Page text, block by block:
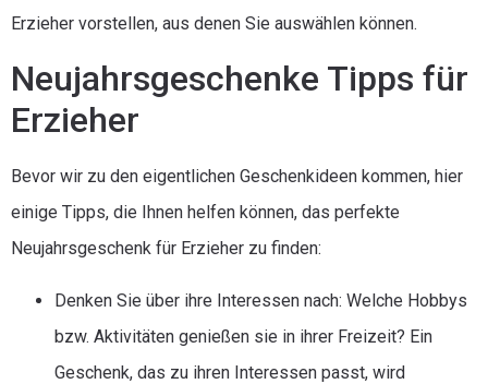
Erzieher vorstellen, aus denen Sie auswählen können.
Neujahrsgeschenke Tipps für
Erzieher
Bevor wir zu den eigentlichen Geschenkideen kommen, hier
einige Tipps, die Ihnen helfen können, das perfekte
Neujahrsgeschenk für Erzieher zu finden:
Denken Sie über ihre Interessen nach: Welche Hobbys
bzw. Aktivitäten genießen sie in ihrer Freizeit? Ein
Geschenk, das zu ihren Interessen passt, wird